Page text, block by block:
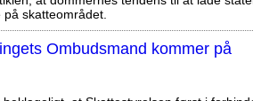
skatteområdet.
Ombudsmand kommer på